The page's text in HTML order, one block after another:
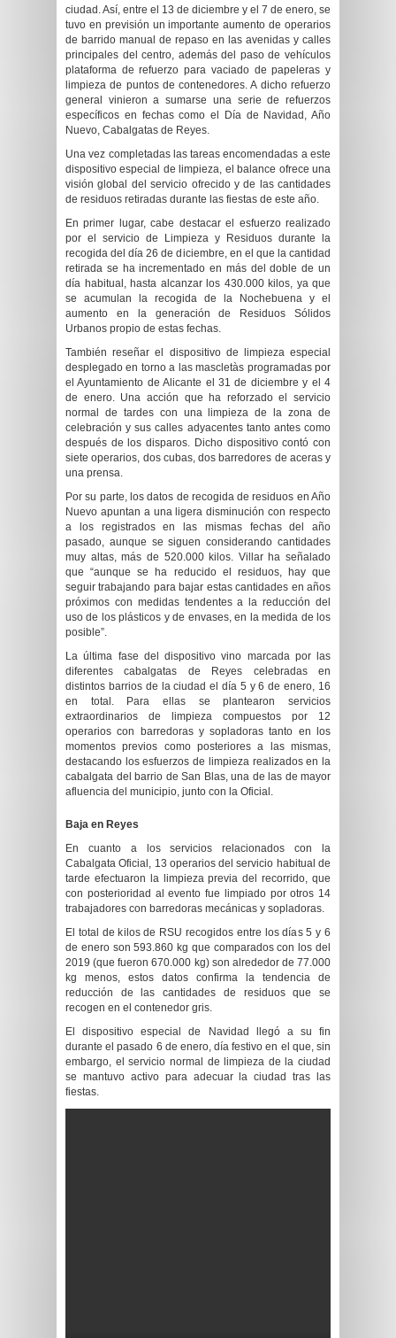
ciudad. Así, entre el 13 de diciembre y el 7 de enero, se
tuvo en previsión un importante aumento de operarios
de barrido manual de repaso en las avenidas y calles
principales del centro, además del paso de vehículos
plataforma de refuerzo para vaciado de papeleras y
limpieza de puntos de contenedores. A dicho refuerzo
general vinieron a sumarse una serie de refuerzos
específicos en fechas como el Día de Navidad, Año
Nuevo, Cabalgatas de Reyes.
Una vez completadas las tareas encomendadas a este
dispositivo especial de limpieza, el balance ofrece una
visión global del servicio ofrecido y de las cantidades
de residuos retiradas durante las fiestas de este año.
En primer lugar, cabe destacar el esfuerzo realizado
por el servicio de Limpieza y Residuos durante la
recogida del día 26 de diciembre, en el que la cantidad
retirada se ha incrementado en más del doble de un
día habitual, hasta alcanzar los 430.000 kilos, ya que
se acumulan la recogida de la Nochebuena y el
aumento en la generación de Residuos Sólidos
Urbanos propio de estas fechas.
También reseñar el dispositivo de limpieza especial
desplegado en torno a las mascletàs programadas por
el Ayuntamiento de Alicante el 31 de diciembre y el 4
de enero. Una acción que ha reforzado el servicio
normal de tardes con una limpieza de la zona de
celebración y sus calles adyacentes tanto antes como
después de los disparos. Dicho dispositivo contó con
siete operarios, dos cubas, dos barredores de aceras y
una prensa.
Por su parte, los datos de recogida de residuos en Año
Nuevo apuntan a una ligera disminución con respecto
a los registrados en las mismas fechas del año
pasado, aunque se siguen considerando cantidades
muy altas, más de 520.000 kilos. Villar ha señalado
que “aunque se ha reducido el residuos, hay que
seguir trabajando para bajar estas cantidades en años
próximos con medidas tendentes a la reducción del
uso de los plásticos y de envases, en la medida de los
posible”.
La última fase del dispositivo vino marcada por las
diferentes cabalgatas de Reyes celebradas en
distintos barrios de la ciudad el día 5 y 6 de enero, 16
en total. Para ellas se plantearon servicios
extraordinarios de limpieza compuestos por 12
operarios con barredoras y sopladoras tanto en los
momentos previos como posteriores a las mismas,
destacando los esfuerzos de limpieza realizados en la
cabalgata del barrio de San Blas, una de las de mayor
afluencia del municipio, junto con la Oficial.
Baja en Reyes
En cuanto a los servicios relacionados con la
Cabalgata Oficial, 13 operarios del servicio habitual de
tarde efectuaron la limpieza previa del recorrido, que
con posterioridad al evento fue limpiado por otros 14
trabajadores con barredoras mecánicas y sopladoras.
El total de kilos de RSU recogidos entre los días 5 y 6
de enero son 593.860 kg que comparados con los del
2019 (que fueron 670.000 kg) son alrededor de 77.000
kg menos, estos datos confirma la tendencia de
reducción de las cantidades de residuos que se
recogen en el contenedor gris.
El dispositivo especial de Navidad llegó a su fin
durante el pasado 6 de enero, día festivo en el que, sin
embargo, el servicio normal de limpieza de la ciudad
se mantuvo activo para adecuar la ciudad tras las
fiestas.